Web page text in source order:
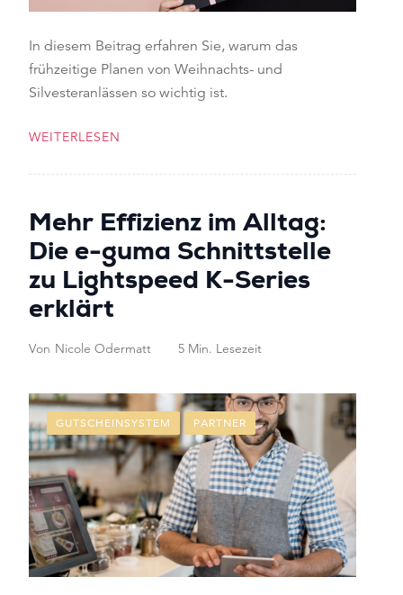
In diesem Beitrag erfahren Sie, warum das
frühzeitige Planen von Weihnachts- und
Silvesteranlässen so wichtig ist.
WEITERLESEN
Mehr Effizienz im Alltag:
Die e-guma Schnittstelle
zu Lightspeed K-Series
erklärt
Von Nicole Odermatt 5 Min. Lesezeit
GUTSCHEINSYSTEM PARTNER